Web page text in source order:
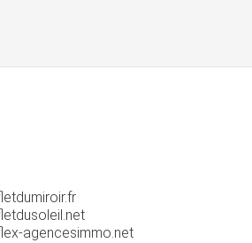
agencesimmo.net